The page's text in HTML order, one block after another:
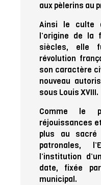
aux pèlerins au
Ainsi le culte
l’origine de la
siècles, elle
révolution
son caractère
nouveau
sous Louis XVIII.
Comme le
réjouissances
plus au
patronales,
l’institution
date, fixée
municipal.